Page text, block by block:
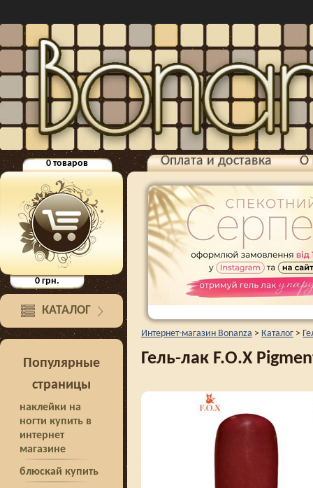
0товаров
0грн.
КАТАЛОГ
Популярные
страницы
наклейки на
ногти купить в
интернет
магазине
блюскай купить
Оплата и доставка О
Интернет-магазин Bonanza > Каталог >
Гель-лак F.O.X